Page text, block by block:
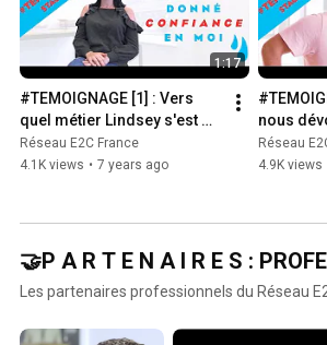
1:17
#TEMOIGNAGE [1] : Vers
quel métier Lindsey s'est
tourné ? 🤗
Réseau E2C France
4.1K views • 7 years ago
nous
! 💪🏻-
Réseau
4.9K views
🤝P A R T E
Les partenaires professionnels du Réseau